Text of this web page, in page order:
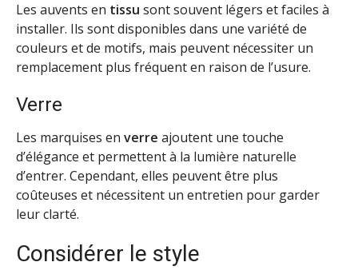
Les auvents en tissu sont souvent légers et faciles à
installer. Ils sont disponibles dans une variété de
couleurs et de motifs, mais peuvent nécessiter un
remplacement plus fréquent en raison de l’usure.
Verre
Les marquises en verre ajoutent une touche
d’élégance et permettent à la lumière naturelle
d’entrer. Cependant, elles peuvent être plus
coûteuses et nécessitent un entretien pour garder
leur clarté.
Considérer le style